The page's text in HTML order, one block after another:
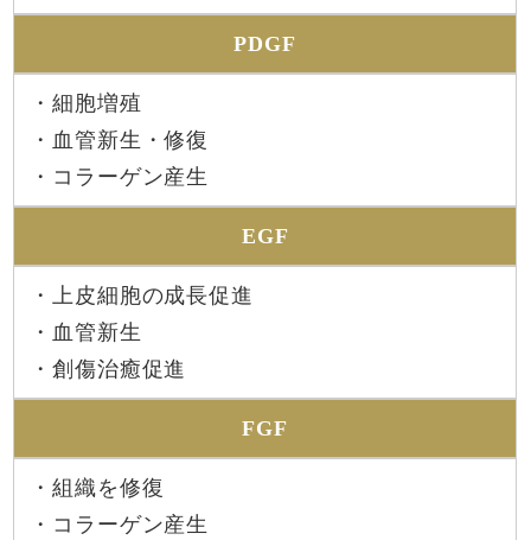
PDGF
・細胞増殖
・血管新生・修復
・コラーゲン産生
EGF
・上皮細胞の成長促進
・血管新生
・創傷治癒促進
FGF
・組織を修復
・コラーゲン産生